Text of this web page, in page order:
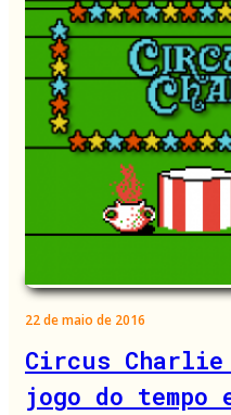
22 de maio de 2016
Circus
jogo do tempo